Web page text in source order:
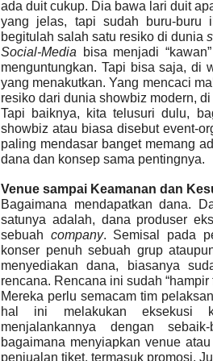
ada duit cukup. Dia bawa lari duit
yang jelas, tapi sudah buru-buru
begitulah salah satu resiko di dunia
Social-Media bisa menjadi
menguntungkan. Tapi bisa saja, di
yang menakutkan. Yang mencaci
resiko dari dunia showbiz modern,
Tapi baiknya, kita telusuri dulu,
showbiz atau biasa disebut event-
paling mendasar banget memang
dana dan konsep sama pentingnya.
Venue sampai Keamanan dan
Bagaimana mendapatkan dana.
satunya adalah, dana produser
sebuah company. Semisal pada
konser penuh sebuah grup
menyediakan dana, biasanya
rencana. Rencana ini sudah “hampir
Mereka perlu semacam tim
hal ini melakukan eksekusi
menjalankannya dengan
bagaimana menyiapkan venue
penjualan tiket, termasuk promosi.